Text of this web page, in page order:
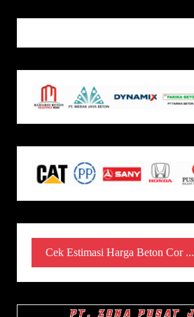
Cek Estimasi Harga Beton Cor ...